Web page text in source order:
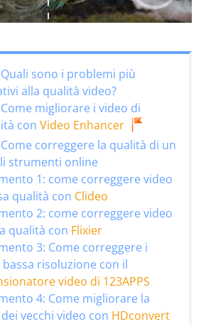
sono i problemi più
alla qualità video?
migliorare i video di
con Video Enhancer
correggere la qualità di un
strumenti online
1: come correggere video
qualità con Clideo
2: come correggere video
qualità con Flixier
3: Come correggere i
bassa risoluzione con il
video di 123APPS
4: Come migliorare la
vecchi video con HDconvert